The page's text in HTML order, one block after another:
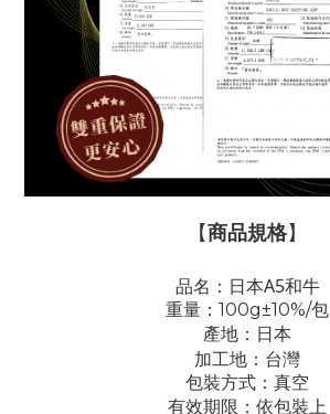
【商品規格】
品名 ： 日本A5和牛
重量：100g±10%/包
產地：日本
加工地：台灣
包裝方式：真空
有效期限：依包裝上